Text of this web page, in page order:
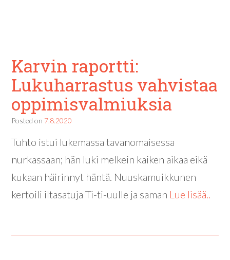
Karvin raportti:
Lukuharrastus vahvistaa
oppimisvalmiuksia
Posted on 7.8.2020
Tuhto istui lukemassa tavanomaisessa
nurkassaan; hän luki melkein kaiken aikaa eikä
kukaan häirinnyt häntä. Nuuskamuikkunen
kertoili iltasatuja Ti-ti-uulle ja saman Lue lisää..